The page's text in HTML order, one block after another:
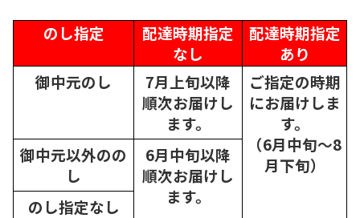
のし指定
配達時期指定
なし
配達時期指定
あり
御中元のし
7月上旬以降
順次お届けし
ます。
ご指定の時期
にお届けしま
す。
（6月中旬～8
月下旬）
御中元以外のの
し
6月中旬以降
順次お届けし
ます。
のし指定なし